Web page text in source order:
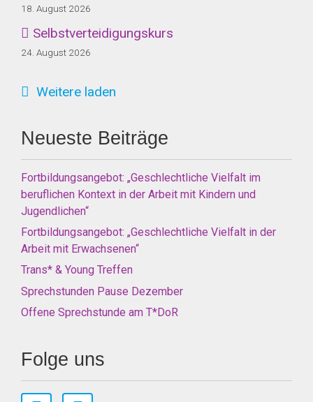
18. August 2026
Selbstverteidigungskurs
24. August 2026
Weitere laden
Neueste Beiträge
Fortbildungsangebot: „Geschlechtliche Vielfalt im
beruflichen Kontext in der Arbeit mit Kindern und
Jugendlichen“
Fortbildungsangebot: „Geschlechtliche Vielfalt in der
Arbeit mit Erwachsenen“
Trans* & Young Treffen
Sprechstunden Pause Dezember
Offene Sprechstunde am T*DoR
Folge uns